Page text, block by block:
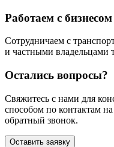
Работаем с
Сотрудничаем с
и частными владельцами
Остались вопросы?
Свяжитесь с нами для
способом по контактам на
обратный звонок.
Оставить заявку